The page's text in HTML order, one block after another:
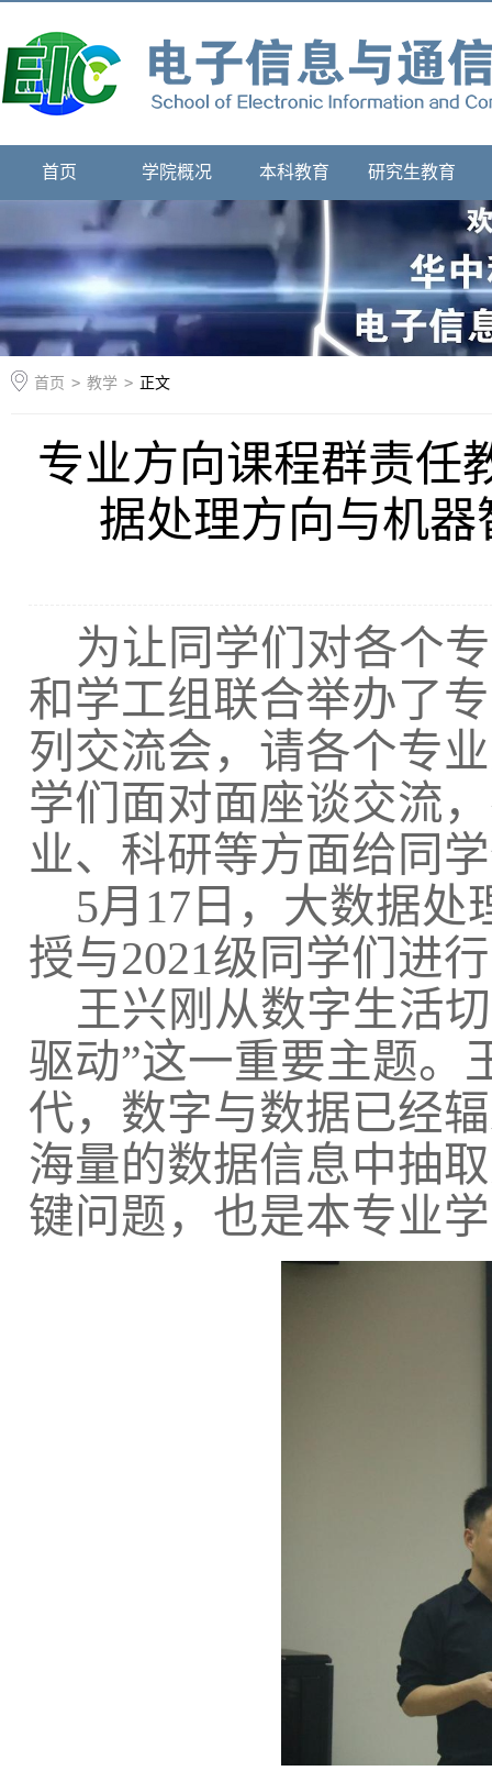
首页 学院概况 本科教育 研究生教育
首页 > 教学 > 正文
专业方向课程群责任
据处理方向与机
为让同学们对各个
和学工组联合举办了
列交流会，请各个专
学们面对面座谈交流
业、科研等方面给同
5月17日，大数据处
授与2021级同学们进
王兴刚从数字生活
驱动”这一重要主题。
代，数字与数据已经
海量的数据信息中抽
键问题，也是本专业